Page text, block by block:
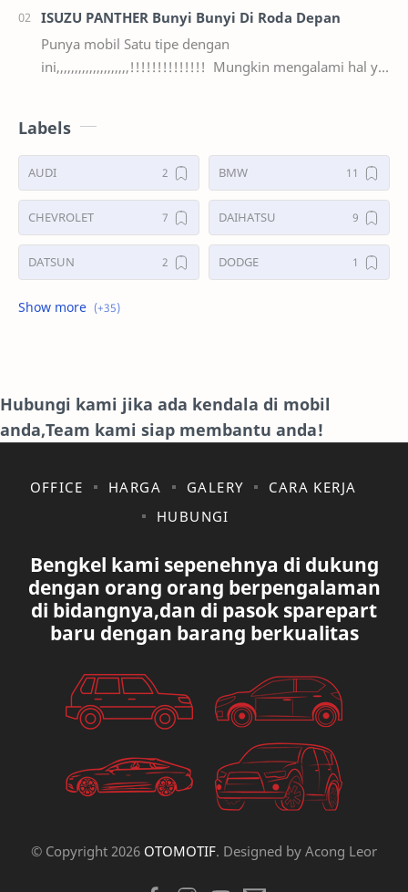
ISUZU PANTHER Bunyi Bunyi Di Roda Depan
Punya mobil Satu tipe dengan
ini,,,,,,,,,,,,,,,,,,,,!!!!!!!!!!!!!! Mungkin mengalami hal yg
Labels
AUDI BMW
CHEVROLET DAIHATSU
DATSUN DODGE
FORD
INTERNET ISUZU
JAGUAR. KAKI-KAKI
KIA KONSULTASI
MAZDA MERCEDES BANZ
MITSUBISHI MUSIK
PAUGEOT PETA
PORUM
PROTON RANGE ROVER
RECK STERING REK ELETRICK
SCOKBEKER
Hubungi kami jika ada kendala di mobil
anda,Team kami siap membantu anda!
OFFICE HARGA GALERY
CARA KERJA
HUBUNGI
Bengkel kami sepenehnya di dukung
dengan orang orang berpengalaman
di bidangnya,dan di pasok sparepart
baru dengan barang berkualitas
© Copyright 2026 OTOMOTIF. Designed by Acong Leor